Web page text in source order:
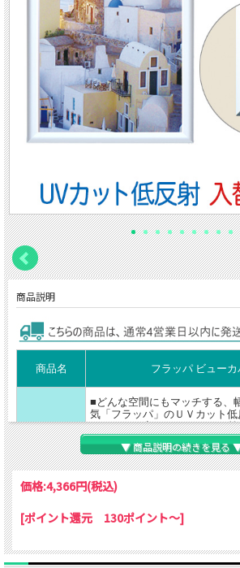
商品説明
商品名 フラッパ ビュー
おすすめ
ポイント
■どんな空間にもマッチする、
気「フラッパ」のＵＶカット低
■UVカット率95％でポスター
射を防ぐ、２つの機能を両立。
■作品の入れ替えは、裏面ト
いやすさ。
フレーム 幅：25mm 厚さ：
保護フィルム：0.5mm厚PET
▼ 商品説明の続きを見る
価格:4,366円(税込)
[ポイント還元 130ポイント～]